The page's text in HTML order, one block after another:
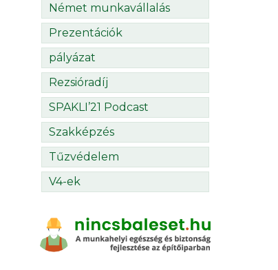
Német munkavállalás
Prezentációk
pályázat
Rezsióradíj
SPAKLI’21 Podcast
Szakképzés
Tűzvédelem
V4-ek